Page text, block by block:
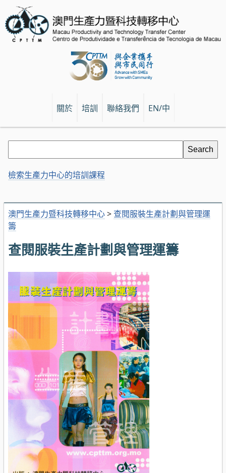
關於 培訓 聯絡我們 EN/中
澳門生產力暨科技轉移中心> 查閱服裝生產計劃與管理運
籌
查閱服裝生產計劃與管理運籌
檢索生產力中心的培訓課程